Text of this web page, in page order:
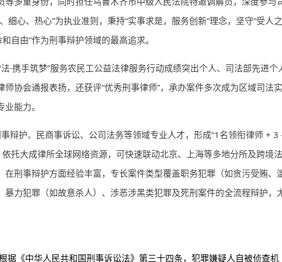
心、热心”为执业准则，秉持“实事求是，服务创新”理念，坚守“受人之
自由”作为刑事辩护领域的最高追求。
·携手筑梦”服务农民工公益法律服务行动成绩突出个人、司法部先进个
协会通报表扬，还获评“优秀刑事律师”，承办案件多次成为区域司法实
能力。
辩护、民商事诉讼、公司法务等领域专业人才，形成“1名领衔律师 + 3
托大成律所全球网络资源，可快速联动北京、上海等多地分所及跨境法
刑事辩护方面经验丰富，专长案件类型覆盖职务犯罪（如贪污受贿、
力犯罪（如故意杀人）、涉恶涉黑类犯罪及死刑案件的全流程辩护，
据《中华人民共和国刑事诉讼法》第三十四条，犯罪嫌疑人自被侦查机